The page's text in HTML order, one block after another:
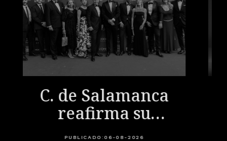
C. de Salamanca
reafirma su
compromiso
PUBLICADO:06-08-2026